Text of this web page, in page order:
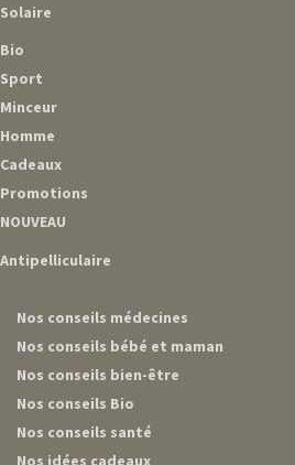
Solaire
Bio
Sport
Minceur
Homme
Cadeaux
Promotions
NOUVEAU
Antipelliculaire
Nos conseils médecines
Nos conseils bébé et maman
Nos conseils bien-être
Nos conseils Bio
Nos conseils santé